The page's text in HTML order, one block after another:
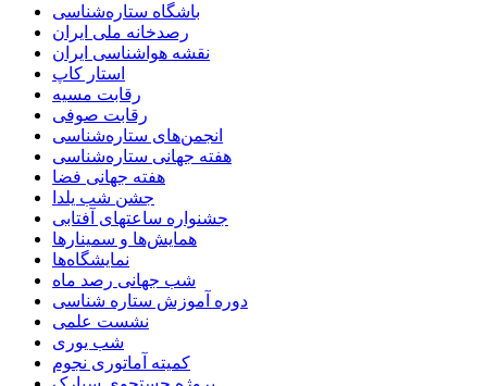
باشگاه ستاره‌شناسی
رصدخانه ملی ایران
نقشه هواشناسی ایران
استار کاپ
رقابت مسیه
رقابت صوفی
انجمن‌های ستاره‌شناسی
هفته جهانی ستاره‌شناسی
هفته جهانی فضا
جشن شب یلدا
جشنواره ساعتهای آفتابی
همایش‌ها و سمینارها
نمایشگاه‌ها
شب جهانی رصد ماه
دوره آموزش ستاره شناسی
نشست علمی
شب یوری
کمیته آماتوری نجوم